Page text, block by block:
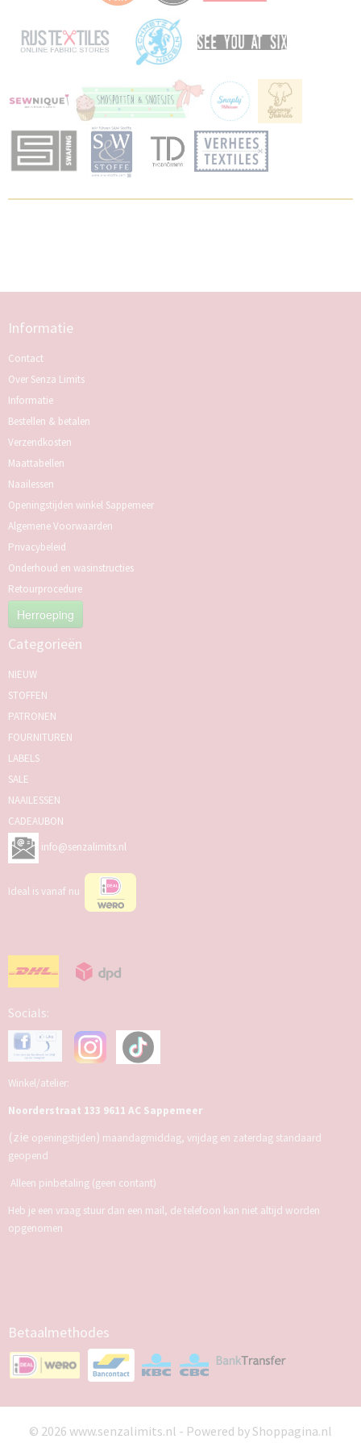
Informatie
Contact
Over Senza Limits
Informatie
Bestellen & betalen
Verzendkosten
Maattabellen
Naailessen
Openingstijden winkel Sappemeer
Algemene Voorwaarden
Privacybeleid
Onderhoud en wasinstructies
Retourprocedure
Herroeping
Categorieën
NIEUW
STOFFEN
PATRONEN
FOURNITUREN
LABELS
SALE
NAAILESSEN
CADEAUBON
info@senzalimits.nl
Ideal is vanaf nu
Socials:
Winkel/atelier:
Noorderstraat 133 9611 AC Sappemeer
(zie openingstijden) maandagmiddag, vrijdag en zaterdag standaard
geopend
Alleen pinbetaling (geen contant)
Heb je een vraag stuur dan een mail, de telefoon kan niet altijd worden
opgenomen
Betaalmethodes
© 2026 www.senzalimits.nl - Powered by Shoppagina.nl